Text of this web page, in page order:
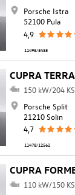
Porsche Istra
52100 Pula
4,9
11495/5435
CUPRA
150 kW/204 KS
Porsche Split
21210 Solin
4,7
11478/12562
CUPRA
110 kW/150 KS